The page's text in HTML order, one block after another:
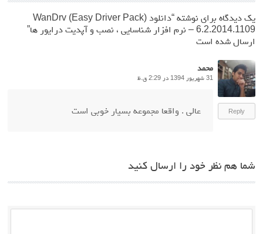
یک دیدگاه برای نوشته “
دانلود WanDrv (Easy Driver Pack)
6.2.2014.1109 – نرم افزار شناسایی ، نصب و آپدیت درایور ها
”
ارسال شده است
محمد
31 شهریور 1394 در 2:29 ق.ظ
Reply عالی . واقعا مجموعه بسیار خوبی است
شما هم نظر خود را ارسال کنید